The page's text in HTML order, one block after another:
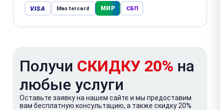
VISA Mastercard МИР СБП
Получи СКИДКУ 20% на
любые услуги
Оставьте заявку на нашем сайте и мы предоставим
вам бесплатную консультацию, а также скидку 20%